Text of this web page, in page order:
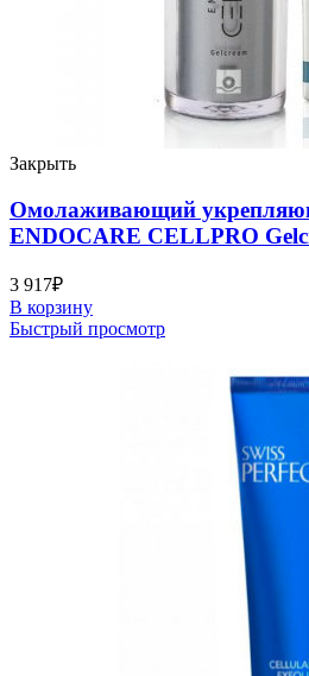
Закрыть
Омолаживающий
ENDOCARE CELLPRO
3 917₽
В корзину
Быстрый просмотр